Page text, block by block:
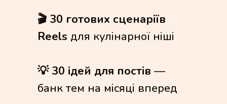
🎬 30 готових сценаріїв
Reels для кулінарної ніші
💡 30 ідей для постів —
банк тем на місяці вперед